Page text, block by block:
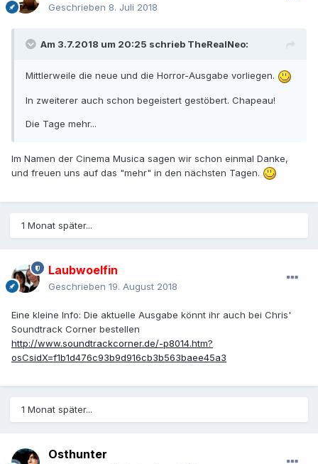
Geschrieben 8. Juli 2018
Am 3.7.2018 um 20:25 schrieb TheRealNeo:
Mittlerweile die neue und die Horror-Ausgabe vorliegen.
In zweiterer auch schon begeistert gestöbert. Chapeau!
Die Tage mehr...
Im Namen der Cinema Musica sagen wir schon einmal Danke,
und freuen uns auf das "mehr" in den nächsten Tagen.
1 Monat später...
Laubwoelfin
Geschrieben 19. August 2018
Eine kleine Info: Die aktuelle Ausgabe könnt ihr auch bei Chris'
Soundtrack Corner bestellen
http://www.soundtrackcorner.de/-p8014.htm?
osCsidX=f1b1d476c93b9d916cb3b563baee45a3
1 Monat später...
Osthunter